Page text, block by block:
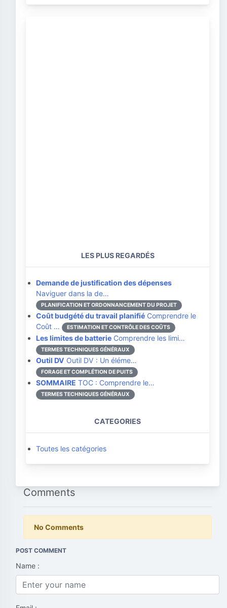
LES PLUS REGARDÉS
Demande de justification des dépenses
Naviguer dans la de…
PLANIFICATION ET ORDONNANCEMENT DU PROJET
Coût budgété du travail planifié Comprendre le
Coût …
ESTIMATION ET CONTRÔLE DES COÛTS
Les limites de batterie Comprendre les limi…
TERMES TECHNIQUES GÉNÉRAUX
Outil DV Outil DV : Un éléme…
FORAGE ET COMPLÉTION DE PUITS
SOMMAIRE TOC : Comprendre le…
TERMES TECHNIQUES GÉNÉRAUX
CATEGORIES
Toutes les catégories
Comments
No Comments
POST COMMENT
Name :